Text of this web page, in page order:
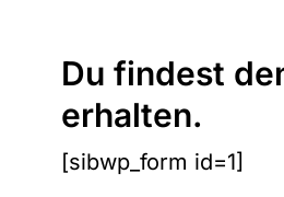
Du findest
erhalten.
[sibwp_form id=1]